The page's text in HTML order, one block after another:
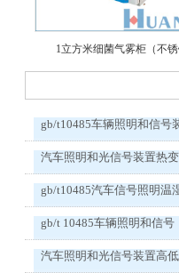
1立方米细菌气雾柜（不
gb/t10485车辆照明和信号
汽车照明和光信号装置热
gb/t10485汽车信号照明温
gb/t 10485车辆照明和信号
汽车照明和光信号装置高